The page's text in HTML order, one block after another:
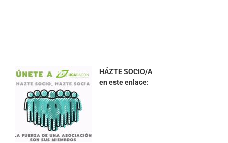
HÁZTE SOCIO/A
en este enlace: